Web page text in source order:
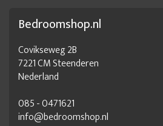
Bedroomshop.nl
Covikseweg 2B
7221 CM Steenderen
Nederland
085 - 0471621
info@bedroomshop.nl